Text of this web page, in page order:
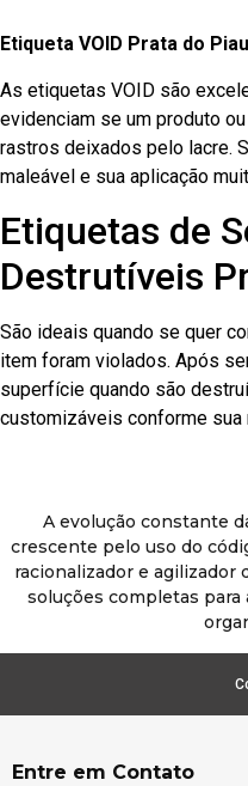
Etiqueta VOID Prata do
As etiquetas VOID são
evidenciam se um produto
rastros deixados pelo lacre.
maleável e sua aplicação
Etiquetas de
Destrutíveis
São ideais quando se quer
item foram violados. Após
superfície quando são
customizáveis conforme sua
A evolução constante
crescente pelo uso do
racionalizador e agilizador
soluções completas
Entre em Contato